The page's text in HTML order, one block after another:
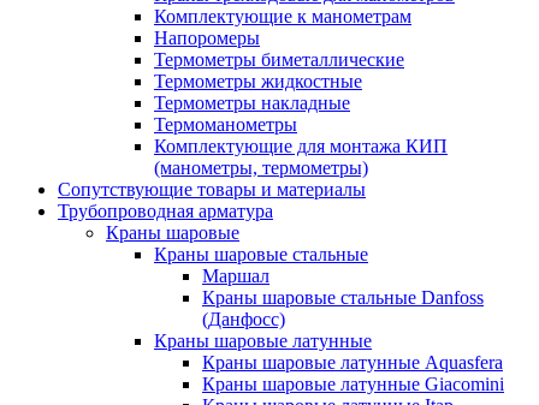
Комплектующие к манометрам
Напоромеры
Термометры биметаллические
Термометры жидкостные
Термометры накладные
Термоманометры
Комплектующие для монтажа КИП
(манометры, термометры)
Сопутствующие товары и материалы
Трубопроводная арматура
Краны шаровые
Краны шаровые стальные
Маршал
Краны шаровые стальные Danfoss
(Данфосс)
Краны шаровые латунные
Краны шаровые латунные Aquasfera
Краны шаровые латунные Giacomini